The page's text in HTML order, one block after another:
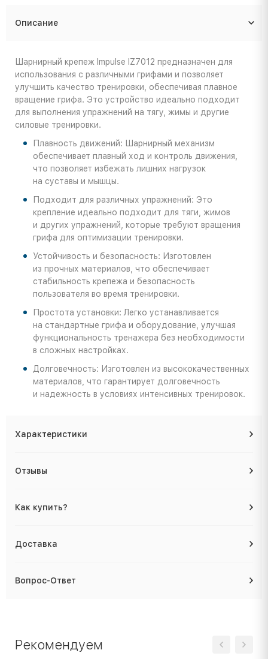
Описание
Шарнирный крепеж Impulse IZ7012 предназначен для
использования с различными грифами и позволяет
улучшить качество тренировки, обеспечивая плавное
вращение грифа. Это устройство идеально подходит
для выполнения упражнений на тягу, жимы и другие
силовые тренировки.
Плавность движений: Шарнирный механизм
обеспечивает плавный ход и контроль движения,
что позволяет избежать лишних нагрузок
на суставы и мышцы.
Подходит для различных упражнений: Это
крепление идеально подходит для тяги, жимов
и других упражнений, которые требуют вращения
грифа для оптимизации тренировки.
Устойчивость и безопасность: Изготовлен
из прочных материалов, что обеспечивает
стабильность крепежа и безопасность
пользователя во время тренировки.
Простота установки: Легко устанавливается
на стандартные грифа и оборудование, улучшая
функциональность тренажера без необходимости
в сложных настройках.
Долговечность: Изготовлен из высококачественных
материалов, что гарантирует долговечность
и надежность в условиях интенсивных тренировок.
Характеристики
Отзывы
Как купить?
Доставка
Вопрос-Ответ
Рекомендуем